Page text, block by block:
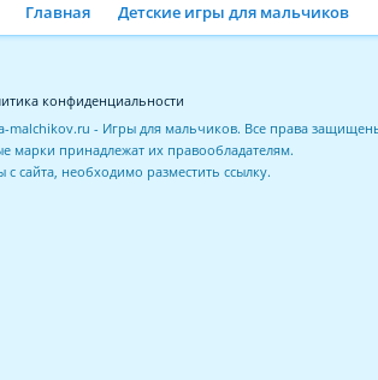
Главная Детские игры для мальчиков
конфиденциальности
malchikov.ru - Игры для мальчиков. Все права
марки принадлежат их правообладателям.
сайта, необходимо разместить ссылку.